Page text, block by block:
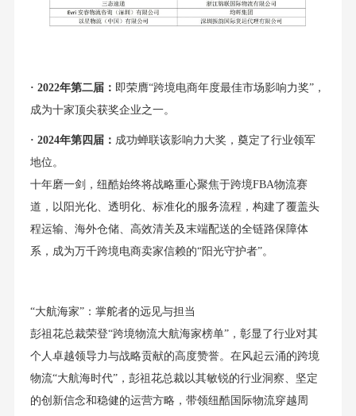
· 2022年第二届： 即荣膺“跨境电商年度最佳市场影响力奖”，
成为十家顶尖获奖企业之一。
· 2024年第四届： 成功蝉联该影响力大奖，奠定了行业领军
地位。
十年磨一剑，纽酷始终将战略重心聚焦于跨境FBA物流赛
道，以阳光化、透明化、标准化的服务流程，构建了覆盖头
程运输、海外仓储、高效清关及末端配送的全链路保障体
系，成为万千跨境电商卖家信赖的“阳光守护者”。
“大航海家”：掌舵者的远见与担当
彭祖花总裁荣登“跨境物流大航海家榜单”，彰显了行业对其
个人卓越领导力与战略贡献的高度赞誉。在风起云涌的跨境
物流“大航海时代”，彭祖花总裁以其敏锐的行业洞察、坚定
的创新信念和稳健的运营方略，带领纽酷国际物流穿越周